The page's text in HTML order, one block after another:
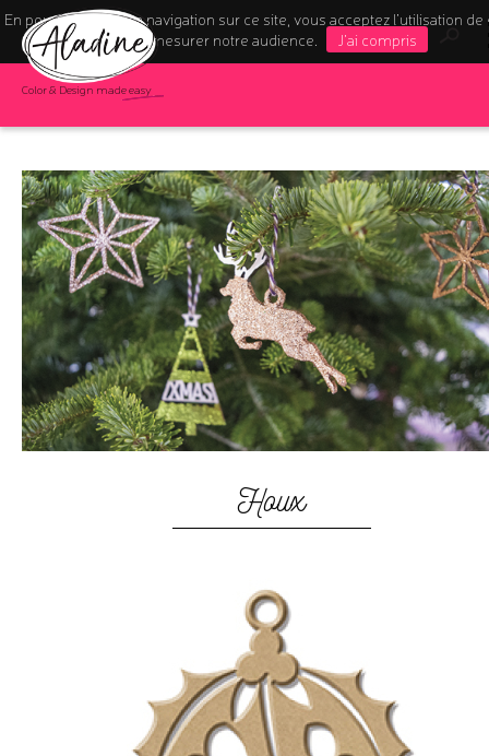
En poursuivant votre navigation sur ce site, vous acceptez l’utilisation de
pour mesurer notre audience.
J'ai compris
Color & Design made easy
Houx